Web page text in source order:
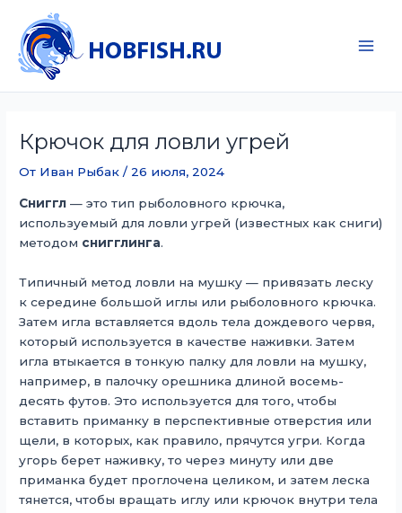
содержимому
Крючок для ловли угрей
От Иван Рыбак/ 26 июля, 2024
Сниггл — это тип рыболовного крючка,
используемый для ловли угрей (известных как сниги)
методом снигглинга.
Типичный метод ловли на мушку — привязать леску
к середине большой иглы или рыболовного крючка.
Затем игла вставляется вдоль тела дождевого червя,
который используется в качестве наживки. Затем
игла втыкается в тонкую палку для ловли на мушку,
например, в палочку орешника длиной восемь-
десять футов. Это используется для того, чтобы
вставить приманку в перспективные отверстия или
щели, в которых, как правило, прячутся угри. Когда
угорь берет наживку, то через минуту или две
приманка будет проглочена целиком, и затем леска
тянется, чтобы вращать иглу или крючок внутри тела